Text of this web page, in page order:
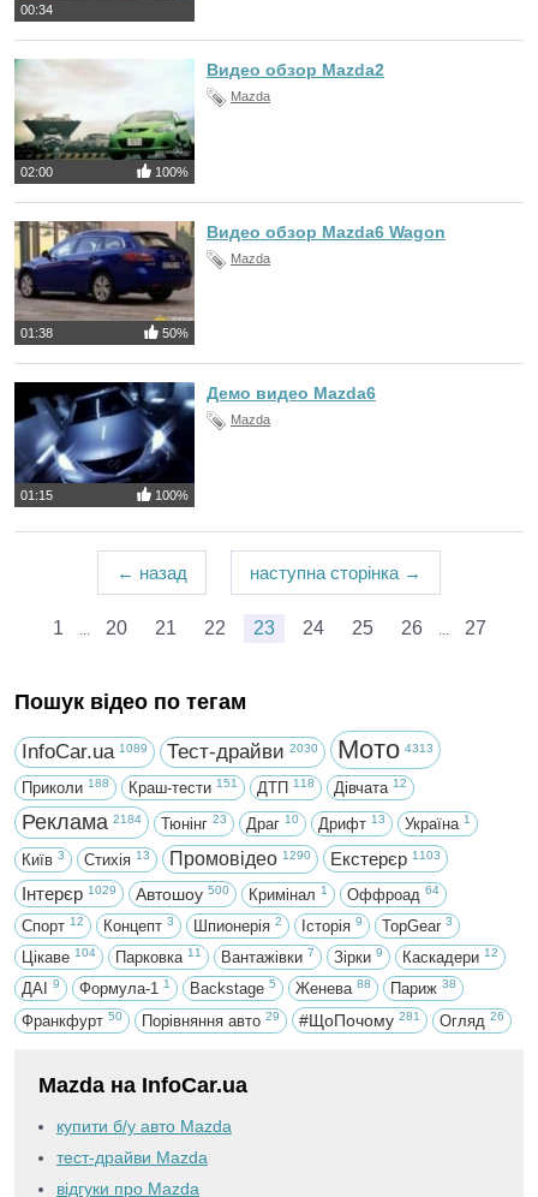
00:34
02:00 100%
Видео обзор Mazda2
Mazda
01:38 50%
Видео обзор Mazda6 Wagon
Mazda
01:15 100%
Демо видео Mazda6
Mazda
← назад наступна сторінка →
1 ... 20 21 22 23 24 25 26 ... 27
Пошук відео по тегам
InfoCar.ua 1089 Тест-драйви 2030 Мото 4313
Приколи 188 Краш-тести 151 ДТП 118 Дівчата 12
Реклама 2184 Тюнінг 23 Драг 10 Дрифт 13 Україна 1
Київ 3 Стихія 13 Промовідео 1290 Екстерєр 1103
Інтерєр 1029 Автошоу 500 Кримінал 1 Оффроад 64
Спорт 12 Концепт 3 Шпионерія 2 Історія 9 TopGear 3
Цікаве 104 Парковка 11 Вантажівки 7 Зірки 9 Каскадери 12
ДАІ 9 Формула-1 1 Backstage 5 Женева 88 Париж 38
Франкфурт 50 Порівняння авто 29 #ЩоПочому 281 Огляд 26
Mazda на InfoCar.ua
купити б/у авто Mazda
тест-драйви Mazda
відгуки про Mazda